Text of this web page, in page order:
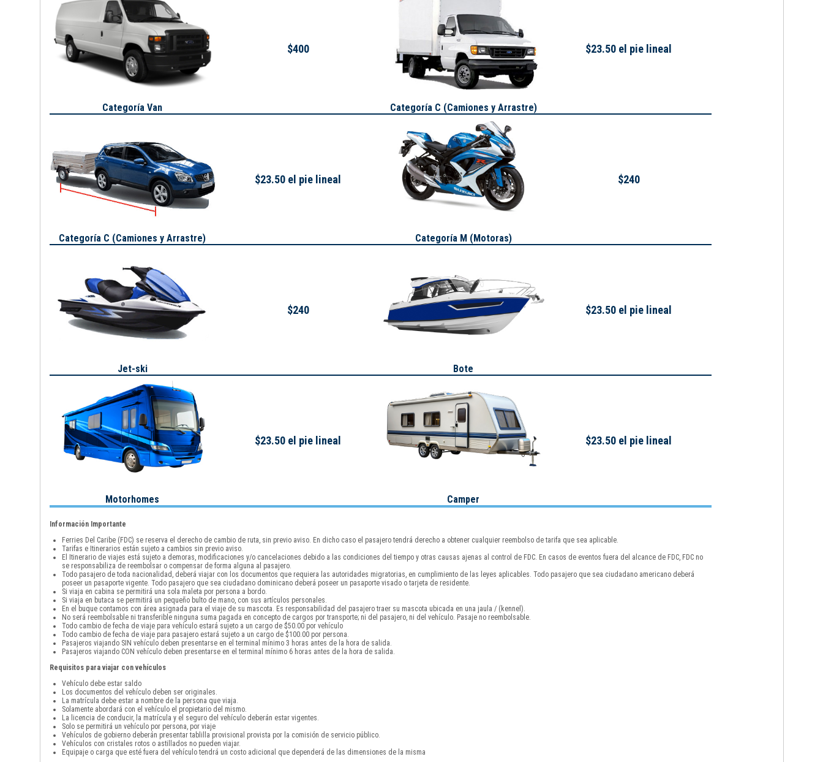
Categoría Van
$400
Categoría C (Camiones y Arrastre)
$23.50 el pie lineal
Categoría C (Camiones y Arrastre)
$23.50 el pie lineal
Categoría M (Motoras)
$240
Jet-ski
$240
Bote
$23.50 el pie lineal
Motorhomes
$23.50 el pie lineal
Camper
$23.50 el pie lineal
Información Importante
Ferries Del Caribe (FDC) se reserva el derecho de cambio de ruta, sin previo aviso. En dicho caso el pasajero tendrá derecho a obtener cualquier reembolso de tarifa que sea aplicable.
Tarifas e Itinerarios están sujeto a cambios sin previo aviso.
El Itinerario de viajes está sujeto a demoras, modificaciones y/o cancelaciones debido a las condiciones del tiempo y otras causas ajenas al control de FDC. En casos de eventos fuera del alcance de FDC, FDC no
se responsabiliza de reembolsar o compensar de forma alguna al pasajero.
Todo pasajero de toda nacionalidad, deberá viajar con los documentos que requiera las autoridades migratorias, en cumplimiento de las leyes aplicables. Todo pasajero que sea ciudadano americano deberá
poseer un pasaporte vigente. Todo pasajero que sea ciudadano dominicano deberá poseer un pasaporte visado o tarjeta de residente.
Si viaja en cabina se permitirá una sola maleta por persona a bordo.
Si viaja en butaca se permitirá un pequeño bulto de mano, con sus artículos personales.
En el buque contamos con área asignada para el viaje de su mascota. Es responsabilidad del pasajero traer su mascota ubicada en una jaula / (kennel).
No será reembolsable ni transferible ninguna suma pagada en concepto de cargos por transporte; ni del pasajero, ni del vehículo. Pasaje no reembolsable.
Todo cambio de fecha de viaje para vehículo estará sujeto a un cargo de $50.00 por vehículo
Todo cambio de fecha de viaje para pasajero estará sujeto a un cargo de $100.00 por persona.
Pasajeros viajando SIN vehículo deben presentarse en el terminal mínimo 3 horas antes de la hora de salida.
Pasajeros viajando CON vehículo deben presentarse en el terminal mínimo 6 horas antes de la hora de salida.
Requisitos para viajar con vehículos
Vehículo debe estar saldo
Los documentos del vehículo deben ser originales.
La matrícula debe estar a nombre de la persona que viaja.
Solamente abordará con el vehículo el propietario del mismo.
La licencia de conducir, la matrícula y el seguro del vehículo deberán estar vigentes.
Solo se permitirá un vehículo por persona, por viaje
Vehículos de gobierno deberán presentar tablilla provisional provista por la comisión de servicio público.
Vehículos con cristales rotos o astillados no pueden viajar.
Equipaje o carga que esté fuera del vehículo tendrá un costo adicional que dependerá de las dimensiones de la misma